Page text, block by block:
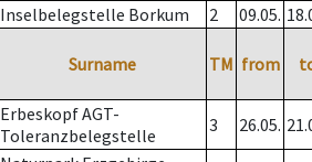
Inselbelegstelle Borkum 2 09.05.
Surname TM from
Erbeskopf AGT-
Toleranzbelegstelle
3 26.05.